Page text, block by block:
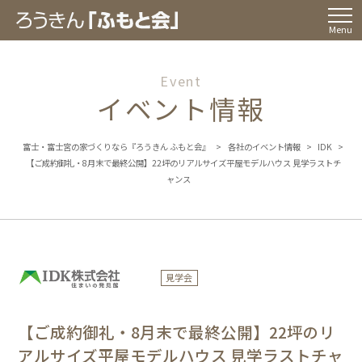
Menu
Event
イベント情報
富士・富士宮の家づくりなら『ろうきん ふもと会』 > 各社のイベント情報 > IDK >
【ご成約御礼・8月末で最終公開】22坪のリアルサイズ平屋モデルハウス 見学ラストチ
ャンス
見学会
【ご成約御礼・8月末で最終公開】22坪のリ
アルサイズ平屋モデルハウス 見学ラストチャ